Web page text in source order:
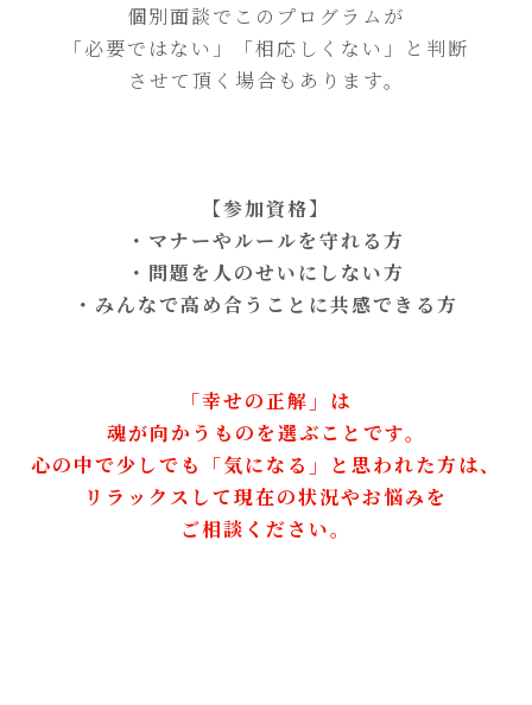
個別面談でこのプログラムが
「必要ではない」「相応しくない」と判断
させて頂く場合もあります。
【参加資格】
・マナーやルールを守れる方
・問題を人のせいにしない方
・みんなで高め合うことに共感できる方
「幸せの正解」は
魂が向かうものを選ぶことです。
心の中で少しでも「気になる」と思われた方は、
リラックスして現在の状況やお悩みを
ご相談ください。